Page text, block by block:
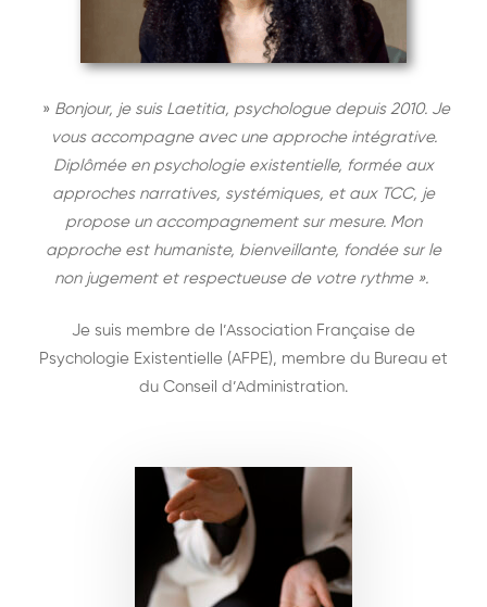
» Bonjour, je suis Laetitia, psychologue depuis 2010. Je
vous accompagne avec une approche intégrative.
Diplômée en psychologie existentielle, formée aux
approches narratives, systémiques, et aux TCC, je
propose un accompagnement sur mesure. Mon
approche est humaniste, bienveillante, fondée sur le
non jugement et respectueuse de votre rythme ».
Je suis membre de l’Association Française de
Psychologie Existentielle (AFPE), membre du Bureau et
du Conseil d’Administration.